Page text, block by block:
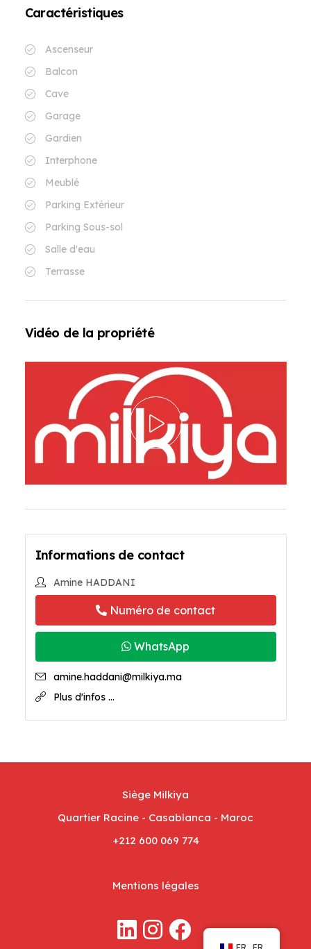
Caractéristiques
Ascenseur
Balcon
Cave
Garage
Gardien
Interphone
Meublé
Parking Extérieur
Parking Sous-sol
Salle d'eau
Terrasse
Vidéo de la propriété
Informations de contact
Amine HADDANI
Numéro de contact
WhatsApp
amine.haddani@milkiya.ma
Plus d'infos ...
Siège Milkiya
Quartier Racine - Casablanca - Maroc
+212 600 069 774
Mentions légales